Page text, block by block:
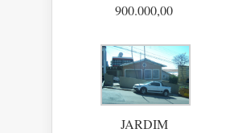
900.000,00
JARDIM